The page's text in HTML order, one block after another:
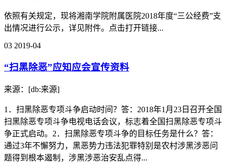
依照有关规定，现将湘南学院附属医院2018年度“三公经费”支
出情况进行公示，详见附件。点击打开链接...
03 2019-04
“扫黑除恶”应知应会宣传资料
来源：[db:来源]
1．扫黑除恶专项斗争启动时间？答：2018年1月23日召开全国
扫黑除恶专项斗争电视电话会议，标志着全国扫黑除恶专项斗
争正式启动。2．扫黑除恶专项斗争的目标任务是什么？答：
通过3年不懈努力，黑恶势力违法犯罪特别是农村涉黑涉恶问
题得到根本遏制，涉黑涉恶治安乱点得...